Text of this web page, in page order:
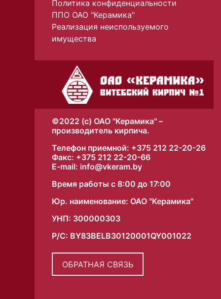
Политика конфиденциальности
ППО ОАО "Керамика"
Реализация неиспользуемого
имущества
©2022 (с) ОАО "Керамика" –
производитель кирпича.
Телефон приемной: +375 212 22-20-26
Факс: +375 212 22-20-66
E-mail: info@vkeram.by
Время работы с 8:00 до 17:00
Юр. наименование: ОАО "Керамика"
УНП: 300000303
Р/С: BY83BELB30120001QY001022
ОБРАТНАЯ СВЯЗЬ